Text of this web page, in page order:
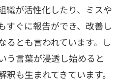
織が活性化したり、ミスや
すぐに報告ができ、改善し
るとも言われています。し
う言葉が浸透し始めると
も生まれてきています。